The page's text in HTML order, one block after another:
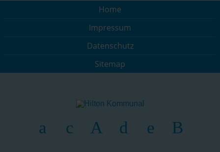
Home
Impressum
Datenschutz
Sitemap